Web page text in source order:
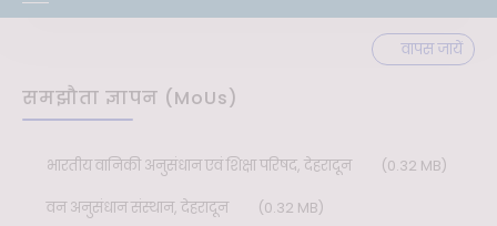
वापस जायें
समझौता ज्ञापन (MoUs)
भारतीय वानिकी अनुसंधान एवं शिक्षा परिषद, देहरादून (0.32 MB)
वन अनुसंधान संस्थान, देहरादून (0.32 MB)